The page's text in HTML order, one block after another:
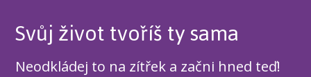
Svůj život tvoříš ty sama
Neodkládej to na zítřek a začni hned teď!